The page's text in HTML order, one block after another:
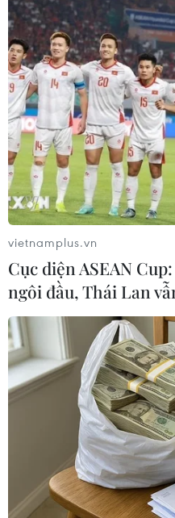
TIN CÙNG CHUYÊN
vietnamplus.vn
Cục diện ASEAN
ngôi đầu, Thái Lan